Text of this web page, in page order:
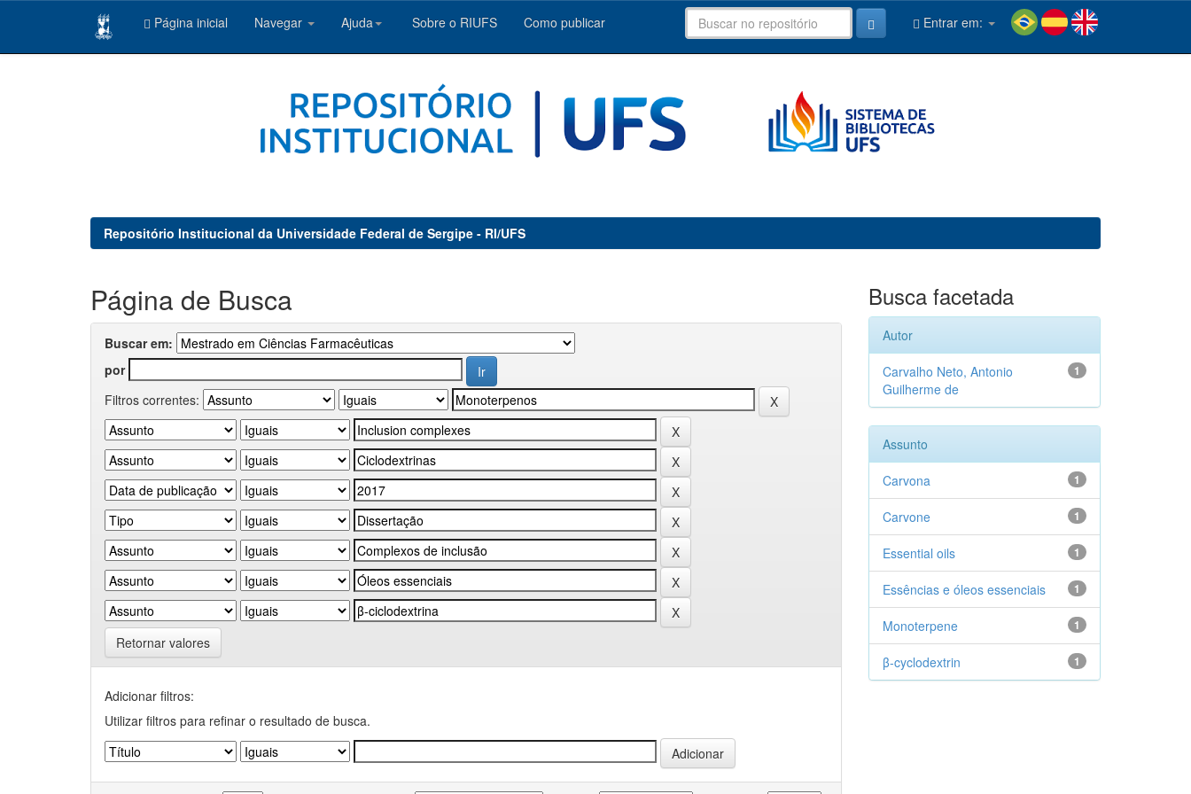
Página inicial Navegar Ajuda Sobre o RIUFS Como publicar Entrar em:
Repositório Institucional da Universidade Federal de Sergipe - RI/UFS
Página de Busca
Buscar em:
por
Filtros correntes:
Retornar valores
Adicionar filtros:
Utilizar filtros para refinar o resultado de busca.
Busca facetada
Autor
1
Carvalho Neto, Antonio
Guilherme de
Assunto
1
Carvona
1
Carvone
1
Essential oils
1
Essências e óleos essenciais
1
Monoterpene
1
β-cyclodextrin